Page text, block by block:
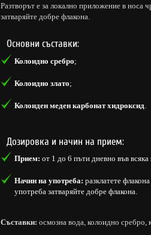
Разтворът е за локално приложение в носа
затваряйте добре флакона.
Основни съставки:
Колоидно сребро;
Колоидно злато;
Колоиден меден карбонат хидроксид
Дозировка и начин на прием:
Прием: от 1 до 6 пъти дневно във всяка
Начин на употреба: разклатете
употреба затваряйте добре флакона.
Съставки: осмозна вода, колоидно сребро,